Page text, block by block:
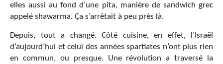
elles aussi au fond d’une pita, manière de sandwich grec
appelé shawarma. Ça s’arrêtait à peu près là.
Depuis, tout a changé. Côté cuisine, en effet, l’Israël
d’aujourd’hui et celui des années spartiates n’ont plus rien
en commun, ou presque. Une révolution a traversé la